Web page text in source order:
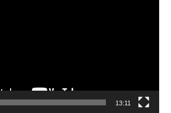
13:11